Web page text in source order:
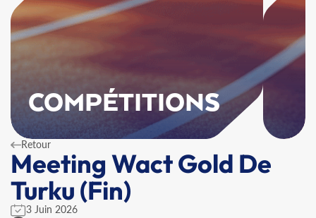
COMPÉTITIONS
Retour
Meeting Wact Gold De
Turku (Fin)
3 Juin 2026